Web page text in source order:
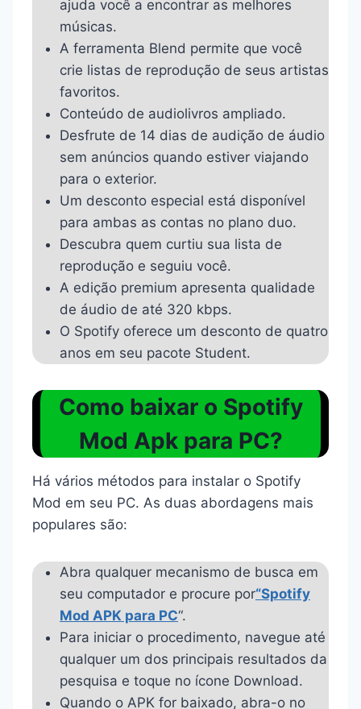
ajuda você a encontrar as melhores
músicas.
A ferramenta Blend permite que você
crie listas de reprodução de seus artistas
favoritos.
Conteúdo de audiolivros ampliado.
Desfrute de 14 dias de audição de áudio
sem anúncios quando estiver viajando
para o exterior.
Um desconto especial está disponível
para ambas as contas no plano duo.
Descubra quem curtiu sua lista de
reprodução e seguiu você.
A edição premium apresenta qualidade
de áudio de até 320 kbps.
O Spotify oferece um desconto de quatro
anos em seu pacote Student.
Como baixar o Spotify
Mod Apk para PC?
Há vários métodos para instalar o Spotify
Mod em seu PC. As duas abordagens mais
populares são:
Abra qualquer mecanismo de busca em
seu computador e procure por“Spotify
Mod APK para PC“.
Para iniciar o procedimento, navegue até
qualquer um dos principais resultados da
pesquisa e toque no ícone Download.
Quando o APK for baixado, abra-o no